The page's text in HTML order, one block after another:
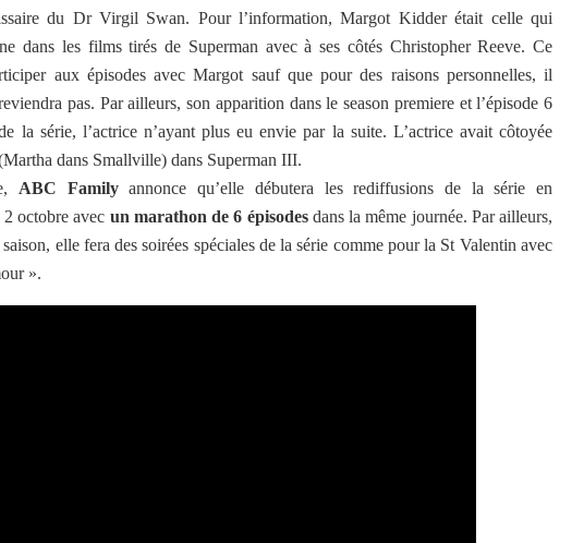
du Dr Virgil Swan. Pour l’information, Margot Kidder était celle qui
dans les films tirés de Superman avec à ses côtés Christopher Reeve. Ce
aux épisodes avec Margot sauf que pour des raisons personnelles, il
pas. Par ailleurs, son apparition dans le season premiere et l’épisode 6
la série, l’actrice n’ayant plus eu envie par la suite. L’actrice avait côtoyée
dans Smallville) dans Superman III.
ABC Familyannonce qu’elle débutera les rediffusions de la série en
octobre avec un marathon de 6 épisodesdans la même journée. Par ailleurs,
elle fera des soirées spéciales de la série comme pour la St Valentin avec
».